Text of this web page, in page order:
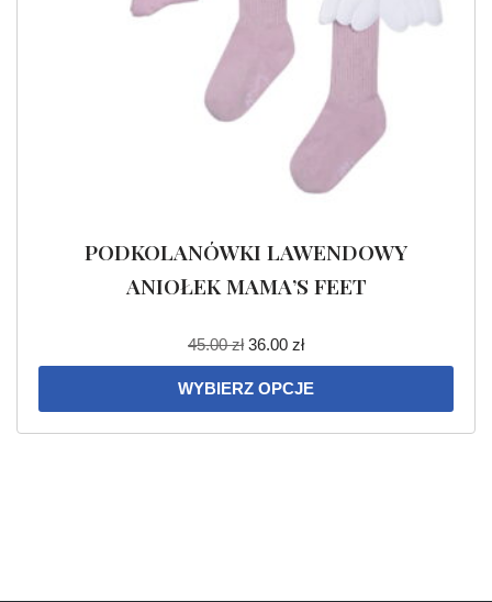
PODKOLANÓWKI LAWENDOWY
ANIOŁEK MAMA’S FEET
45.00zł 36.00 zł
WYBIERZ OPCJE